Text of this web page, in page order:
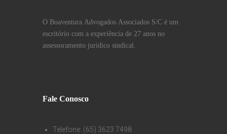
O Boaventura Advogados Associados S/C é um
escritório com a experiência de 27 anos no
assessoramento jurídico sindical.
Fale Conosco
Telefone: (65) 3623 7498